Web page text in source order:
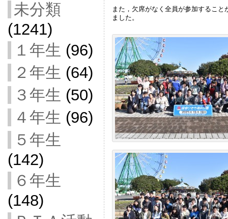
未分類
(1241)
１年生 (96)
２年生 (64)
３年生 (50)
４年生 (96)
５年生
(142)
６年生
(148)
また，欠席がなく全員が参加するこ
ました。